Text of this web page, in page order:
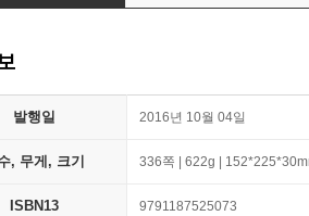
발행일 2016년 10월 04일
, 무게, 크기 336쪽 | 622g |
ISBN13 9791187525073